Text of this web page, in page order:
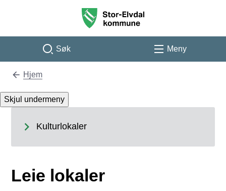
Stor-Elvdal kommune
Søk Meny
Du er her:
Hjem
Skjul undermeny
Kulturlokaler
Leie lokaler